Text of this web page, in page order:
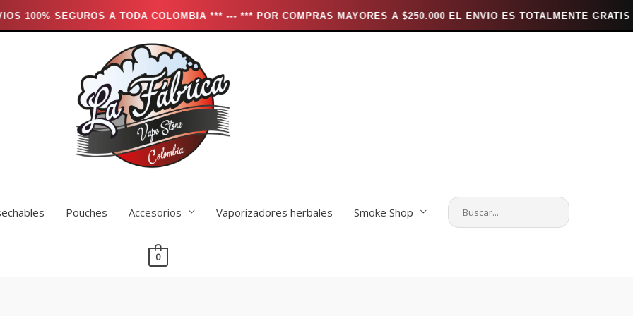
A TODA COLOMBIA *** --- *** POR COMPRAS MAYORES A $250.000 EL ENVIO ES TOTALMENTE GRATIS *** --- ***
Pouches Accesorios Vaporizadores herbales Smoke Shop
0